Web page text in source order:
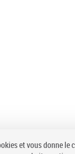
et vous donne le